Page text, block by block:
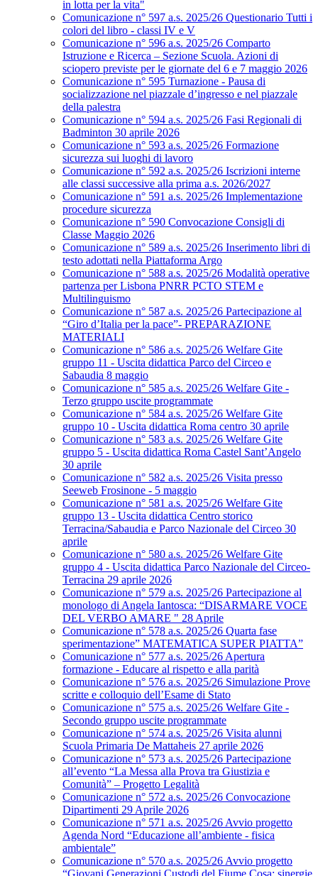
in lotta per la vita"
Comunicazione n° 597 a.s. 2025/26 Questionario Tutti i
colori del libro - classi IV e V
Comunicazione n° 596 a.s. 2025/26 Comparto
Istruzione e Ricerca – Sezione Scuola. Azioni di
sciopero previste per le giornate del 6 e 7 maggio 2026
Comunicazione n° 595 Turnazione - Pausa di
socializzazione nel piazzale d’ingresso e nel piazzale
della palestra
Comunicazione n° 594 a.s. 2025/26 Fasi Regionali di
Badminton 30 aprile 2026
Comunicazione n° 593 a.s. 2025/26 Formazione
sicurezza sui luoghi di lavoro
Comunicazione n° 592 a.s. 2025/26 Iscrizioni interne
alle classi successive alla prima a.s. 2026/2027
Comunicazione n° 591 a.s. 2025/26 Implementazione
procedure sicurezza
Comunicazione n° 590 Convocazione Consigli di
Classe Maggio 2026
Comunicazione n° 589 a.s. 2025/26 Inserimento libri di
testo adottati nella Piattaforma Argo
Comunicazione n° 588 a.s. 2025/26 Modalità operative
partenza per Lisbona PNRR PCTO STEM e
Multilinguismo
Comunicazione n° 587 a.s. 2025/26 Partecipazione al
“Giro d’Italia per la pace”- PREPARAZIONE
MATERIALI
Comunicazione n° 586 a.s. 2025/26 Welfare Gite
gruppo 11 - Uscita didattica Parco del Circeo e
Sabaudia 8 maggio
Comunicazione n° 585 a.s. 2025/26 Welfare Gite -
Terzo gruppo uscite programmate
Comunicazione n° 584 a.s. 2025/26 Welfare Gite
gruppo 10 - Uscita didattica Roma centro 30 aprile
Comunicazione n° 583 a.s. 2025/26 Welfare Gite
gruppo 5 - Uscita didattica Roma Castel Sant’Angelo
30 aprile
Comunicazione n° 582 a.s. 2025/26 Visita presso
Seeweb Frosinone - 5 maggio
Comunicazione n° 581 a.s. 2025/26 Welfare Gite
gruppo 13 - Uscita didattica Centro storico
Terracina/Sabaudia e Parco Nazionale del Circeo 30
aprile
Comunicazione n° 580 a.s. 2025/26 Welfare Gite
gruppo 4 - Uscita didattica Parco Nazionale del Circeo-
Terracina 29 aprile 2026
Comunicazione n° 579 a.s. 2025/26 Partecipazione al
monologo di Angela Iantosca: “DISARMARE VOCE
DEL VERBO AMARE " 28 Aprile
Comunicazione n° 578 a.s. 2025/26 Quarta fase
sperimentazione” MATEMATICA SUPER PIATTA”
Comunicazione n° 577 a.s. 2025/26 Apertura
formazione - Educare al rispetto e alla parità
Comunicazione n° 576 a.s. 2025/26 Simulazione Prove
scritte e colloquio dell’Esame di Stato
Comunicazione n° 575 a.s. 2025/26 Welfare Gite -
Secondo gruppo uscite programmate
Comunicazione n° 574 a.s. 2025/26 Visita alunni
Scuola Primaria De Mattaheis 27 aprile 2026
Comunicazione n° 573 a.s. 2025/26 Partecipazione
all’evento “La Messa alla Prova tra Giustizia e
Comunità” – Progetto Legalità
Comunicazione n° 572 a.s. 2025/26 Convocazione
Dipartimenti 29 Aprile 2026
Comunicazione n° 571 a.s. 2025/26 Avvio progetto
Agenda Nord “Educazione all’ambiente - fisica
ambientale”
Comunicazione n° 570 a.s. 2025/26 Avvio progetto